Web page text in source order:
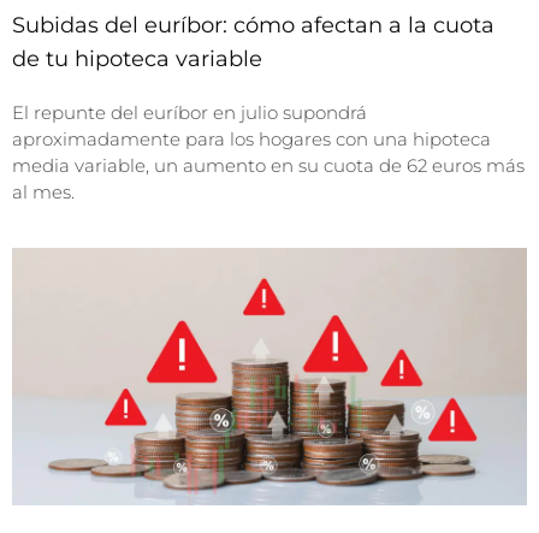
Subidas del euríbor: cómo afectan a la cuota
de tu hipoteca variable
El repunte del euríbor en julio supondrá
aproximadamente para los hogares con una hipoteca
media variable, un aumento en su cuota de 62 euros más
al mes.